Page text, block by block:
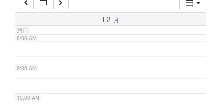
12 月
終日
7:00 AM
8:00 AM
9:00 AM
10:00 AM